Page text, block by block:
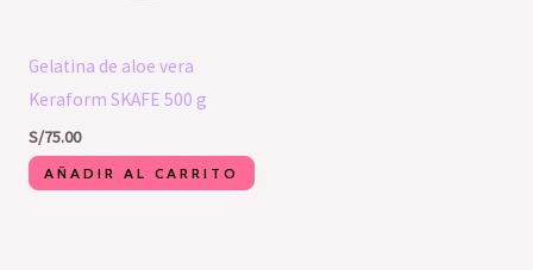
Gelatina de aloe vera
Keraform SKAFE 500 g
S/75.00
AÑADIR AL CARRITO